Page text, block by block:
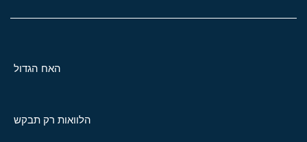
האח הגדול
הלוואות רק תבקש